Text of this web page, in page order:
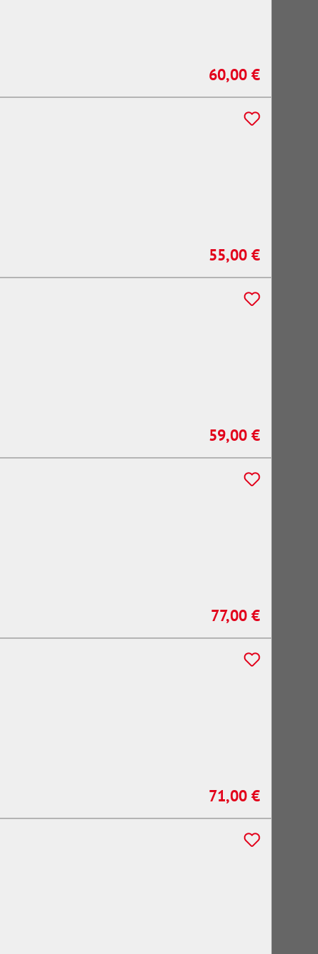
Regulärer Preis:
60,00 €
Regulärer Preis:
55,00 €
Regulärer Preis:
59,00 €
Regulärer Preis:
77,00 €
Regulärer Preis:
71,00 €